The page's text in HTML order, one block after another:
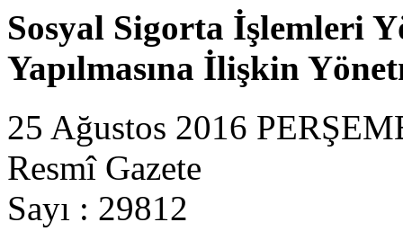
Sosyal Sigorta İşlemleri
Yapılmasına İlişkin
25 Ağustos 2016
Resmî Gazete
Sayı : 29812